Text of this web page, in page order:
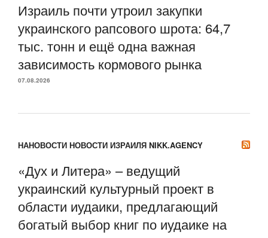
Израиль почти утроил закупки
украинского рапсового шрота: 64,7
тыс. тонн и ещё одна важная
зависимость кормового рынка
07.08.2026
НАНОВОСТИ НОВОСТИ ИЗРАИЛЯ NIKK.AGENCY
«Дух и Литера» – ведущий
украинский культурный проект в
области иудаики, предлагающий
богатый выбор книг по иудаике на